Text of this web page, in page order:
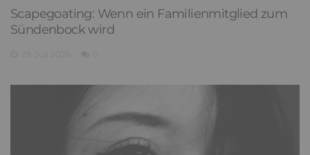
Scapegoating: Wenn ein Familienmitglied zum
Sündenbock wird